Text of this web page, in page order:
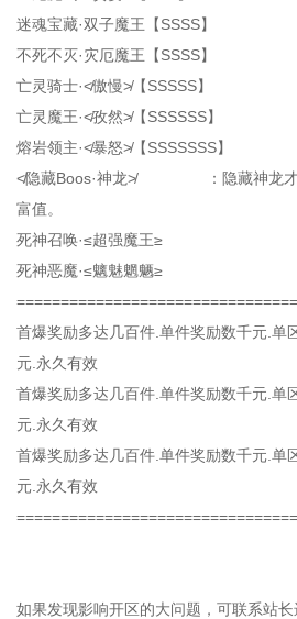
迷魂宝藏·双子魔王【SSSS】
不死不灭·灾厄魔王【SSSS】
亡灵骑士·≮傲慢≯【SSSSS】
亡灵魔王·≮孜然≯【SSSSSS】
熔岩领主·≮暴怒≯【SSSSSSS】
≮隐藏Boos·神龙≯ ：隐藏神龙才能
富值。
死神召唤·≤超强魔王≥
死神恶魔·≤魑魅魍魉≥
首爆奖励多达几百件.单件奖励数千元.单
元.永久有效
首爆奖励多达几百件.单件奖励数千元.单
元.永久有效
首爆奖励多达几百件.单件奖励数千元.单
元.永久有效
如果发现影响开区的大问题，可联系站